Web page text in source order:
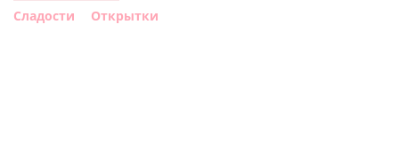
Сладости
Открытки